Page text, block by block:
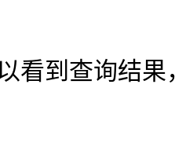
看到查询结